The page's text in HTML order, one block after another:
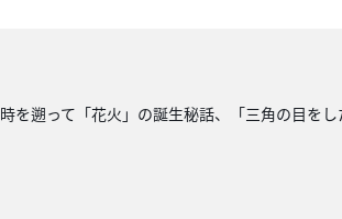
を遡って「花火」の誕生秘話、「三角の目を